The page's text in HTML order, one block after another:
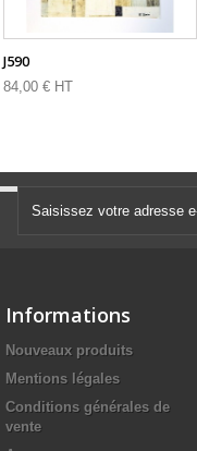
J590
84,00 € HT
Informations
Nouveaux produits
Mentions légales
Conditions générales de
vente